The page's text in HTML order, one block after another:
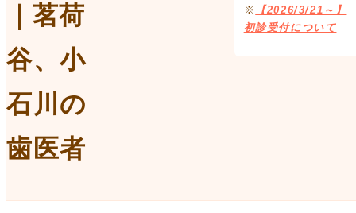
※
【2026/3/21～】
初診受付について